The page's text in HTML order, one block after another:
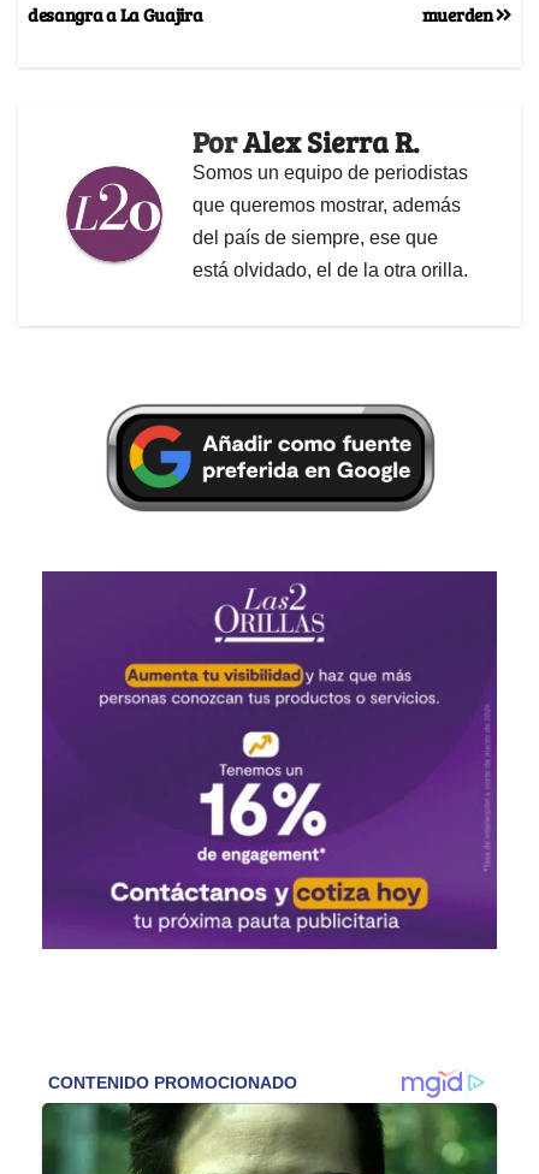
muerden
desangra a La Guajira
PorAlex Sierra R.
Somos un equipo de periodistas
que queremos mostrar, además
del país de siempre, ese que
está olvidado, el de la otra orilla.